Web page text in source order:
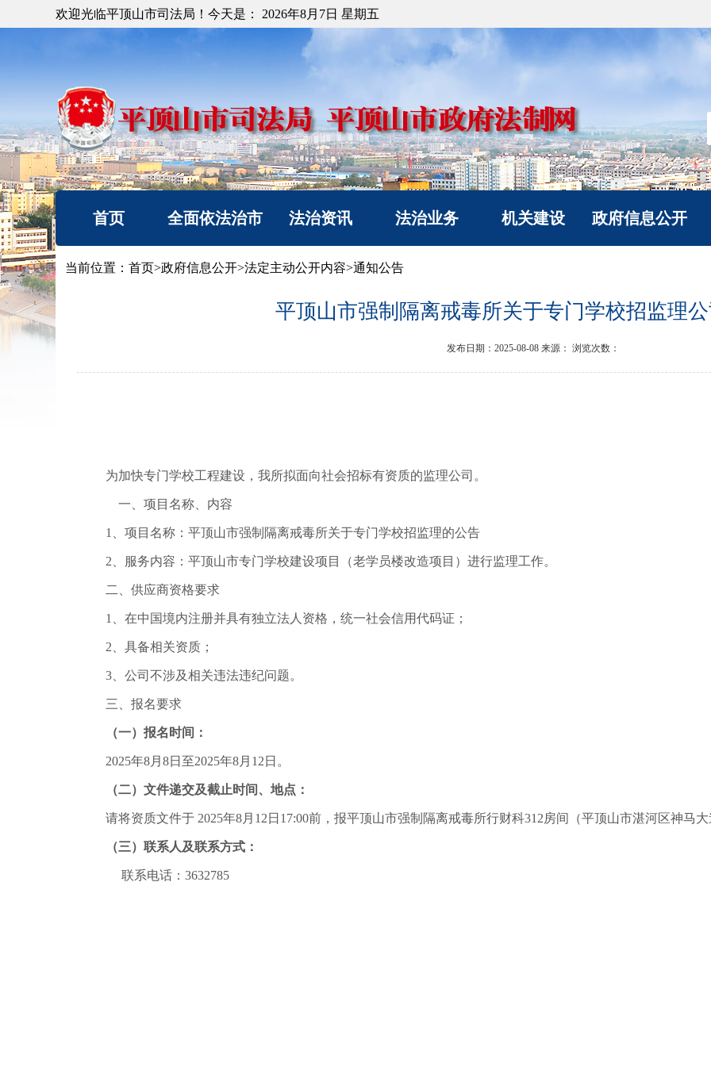
欢迎光临平顶山市司法局！今天是： 2026年8月7日 星期五
首页 全面依法治市
机构简介
法治资讯
法治要闻
以案释法
法治业务
法治政府建设
人民调解
律师公证和仲裁工作
机关建设
典型风采
政府信息公开
政府信息公开年度报
当前位置： 首页>政府信息公开>法定主动公开内容>通知公告
平顶山市强制隔离戒毒所关于专门学校招监理
发布日期：2025-08-08 来源： 浏览次数：
为加快专门学校工程建设 ，我所拟面向社会招标有资质的监理公司。
一、 项目名称、内容
1、 项目名称：平顶山市强制隔离戒毒所关于专门学校招监理的公告
2、服务内容：平顶山市专门学校建设项目（老学员楼改造项目）进行监理工作。
二、供应商资格要求
1、 在中国境内注册并具有独立法人资格，统一社会信用代码证 ；
2、 具备相关资质 ；
3、 公司不涉及相关违法违纪问题。
三、 报名要求
（一）报名时间：
2025年8月 8日至2025年8月 12 日。
（二） 文件递交及截止时间、地点：
请将资质文件于 2025年8月 12 日17:00前，报平顶山市强制隔离戒毒所行财科312房间 （平顶山市湛河区神马大
（三）联系人及联系方式：
联系电话： 3632785